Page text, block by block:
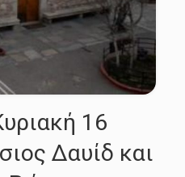
16
Δαυίδ και